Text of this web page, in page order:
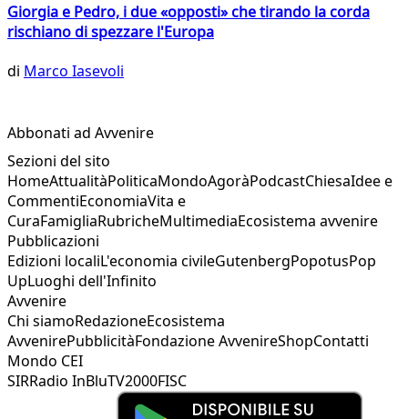
Giorgia e Pedro, i due «opposti» che tirando la corda
rischiano di spezzare l'Europa
di Marco Iasevoli
Abbonati ad Avvenire
Sezioni del sito
HomeAttualitàPoliticaMondoAgoràPodcastChiesaIdee e
CommentiEconomiaVita e
CuraFamigliaRubricheMultimediaEcosistema avvenire
Pubblicazioni
Edizioni localiL'economia civileGutenbergPopotusPop
UpLuoghi dell'Infinito
Avvenire
Chi siamoRedazioneEcosistema
AvvenirePubblicitàFondazione AvvenireShopContatti
Mondo CEI
SIRRadio InBluTV2000FISC